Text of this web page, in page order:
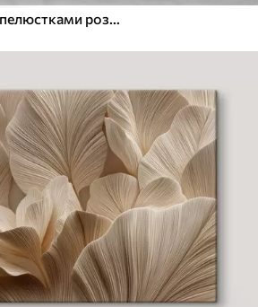
кольори Білі квіти з ніжними пелюстками розташовані в красивому квітковому візерунку на світлому фоні